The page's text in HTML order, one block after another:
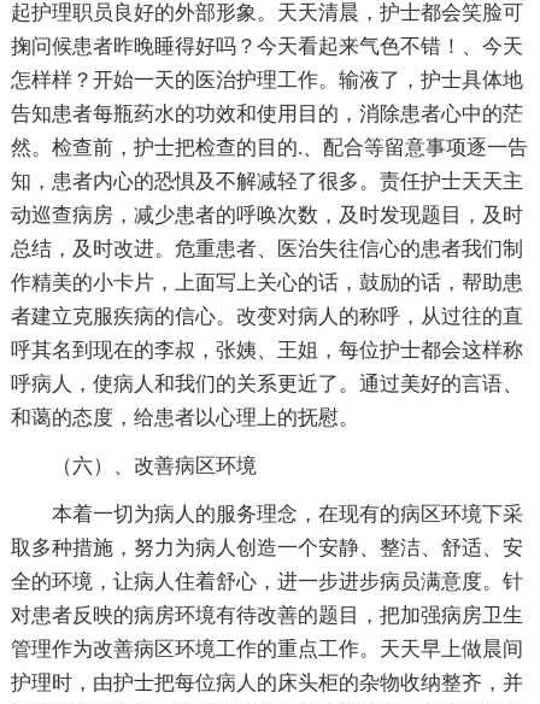
起护理职员良好的外部形象。天天清晨，护士都会笑脸可
掬问候患者昨晚睡得好吗？今天看起来气色不错！、今天
怎样样？开始一天的医治护理工作。输液了，护士具体地
告知患者每瓶药水的功效和使用目的，消除患者心中的茫
然。检查前，护士把检查的目的.、配合等留意事项逐一告
知，患者内心的恐惧及不解减轻了很多。责任护士天天主
动巡查病房，减少患者的呼唤次数，及时发现题目，及时
总结，及时改进。危重患者、医治失往信心的患者我们制
作精美的小卡片，上面写上关心的话，鼓励的话，帮助患
者建立克服疾病的信心。改变对病人的称呼，从过往的直
呼其名到现在的李叔，张姨、王姐，每位护士都会这样称
呼病人，使病人和我们的关系更近了。通过美好的言语、
和蔼的态度，给患者以心理上的抚慰。
（六）、改善病区环境
本着一切为病人的服务理念，在现有的病区环境下采
取多种措施，努力为病人创造一个安静、整洁、舒适、安
全的环境，让病人住着舒心，进一步进步病员满意度。针
对患者反映的病房环境有待改善的题目，把加强病房卫生
管理作为改善病区环境工作的重点工作。天天早上做晨间
护理时，由护士把每位病人的床头柜的杂物收纳整齐，并